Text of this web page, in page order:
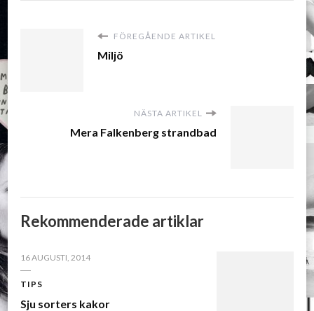
FÖREGÅENDE ARTIKEL
Miljö
NÄSTA ARTIKEL
Mera Falkenberg strandbad
Rekommenderade artiklar
16 AUGUSTI, 2014
TIPS
Sju sorters kakor